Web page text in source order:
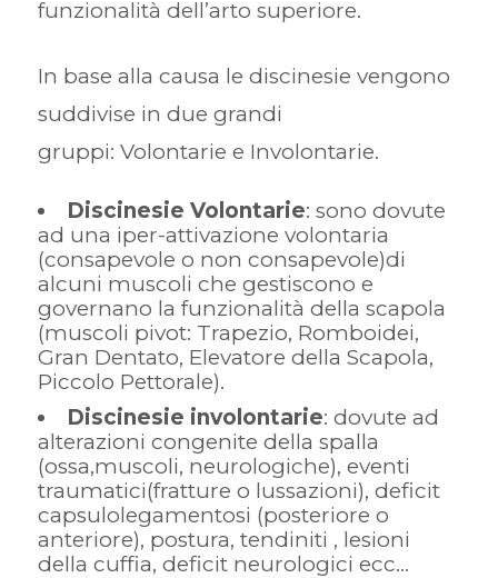
funzionalità dell’arto superiore.
In base alla causa le discinesie vengono
suddivise in due grandi
gruppi: Volontarie e Involontarie.
Discinesie Volontarie: sono dovute
ad una iper-attivazione volontaria
(consapevole o non consapevole)di
alcuni muscoli che gestiscono e
governano la funzionalità della scapola
(muscoli pivot: Trapezio, Romboidei,
Gran Dentato, Elevatore della Scapola,
Piccolo Pettorale).
Discinesie involontarie: dovute ad
alterazioni congenite della spalla
(ossa,muscoli, neurologiche), eventi
traumatici(fratture o lussazioni), deficit
capsulolegamentosi (posteriore o
anteriore), postura, tendiniti , lesioni
della cuffia, deficit neurologici ecc…